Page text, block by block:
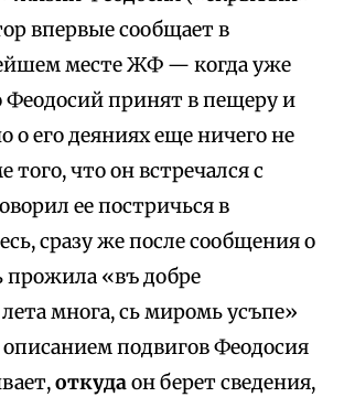
впервые сообщает в
месте ЖФ — когда уже
Феодосий принят в пещеру и
о его деяниях еще ничего не
того, что он встречался с
ее постричься в
сразу же после сообщения о
прожила «въ добре
многа, сь миромь усъпе»
описанием подвигов Феодосия
откудаон берет сведения,